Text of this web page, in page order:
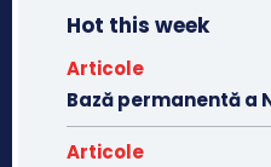
Hot this week
Articole
Bază permanentă a
Articole